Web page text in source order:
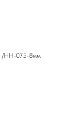
/НН-075-8мм